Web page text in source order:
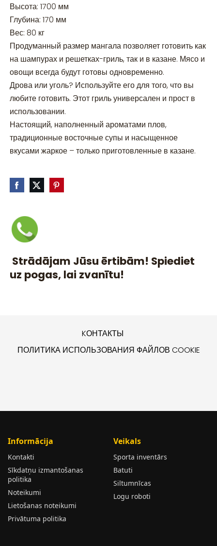
Strādājam Jūsu ērtibām! Spiediet
uz pogas, lai zvanītu!
Высота: 1700 мм
Глубина: 170 мм
Вес: 80 кг
Продуманный размер мангала позволяет готовить как
на шампурах и решетках-гриль, так и в казане. Мясо и
овощи всегда будут готовы одновременно.
Дрова или уголь? Используйте его для того, что вы
любите готовить. Этот гриль универсален и прост в
использовании.
Настоящий, наполненный ароматами плов,
традиционные восточные супы и насыщенное
вкусами жаркое – только приготовленные в казане.
KОНТАКТЫ
ПОЛИТИКА ИСПОЛЬЗОВАНИЯ ФАЙЛОВ COOKIE
Informācija
Kontakti
Sīkdatņu izmantošanas
politika
Noteikumi
Lietošanas noteikumi
Privātuma politika
Veikals
Sporta inventārs
Batuti
Siltumnīcas
Logu roboti